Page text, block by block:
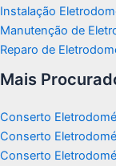
Instalação
Manutenção de
Reparo de
Mais
Conserto
Conserto
Conserto